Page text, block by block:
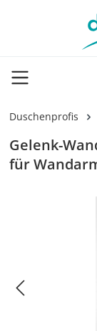
Zum Hauptinhalt
Duschenprofis
Gelenk-
für